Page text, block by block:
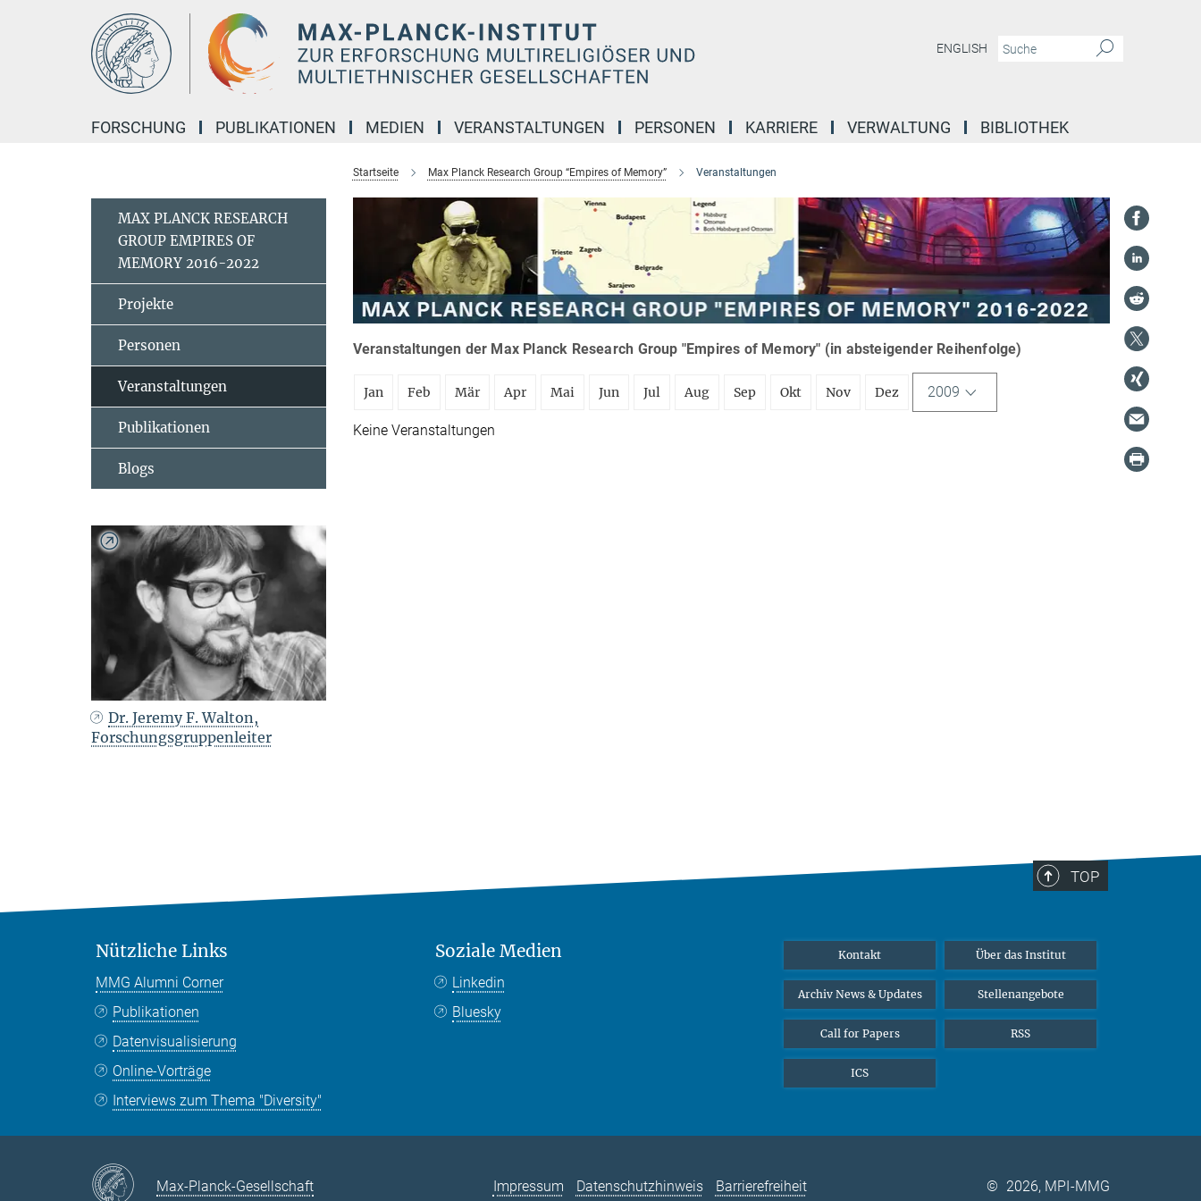
ENGLISH
FORSCHUNG PUBLIKATIONEN MEDIEN VERANSTALTUNGEN PERSONEN KARRIERE VERWALTUNG BIBLIOTHEK
Startseite Max Planck Research Group “Empires of Memory” Veranstaltungen
Veranstaltungen der Max Planck Research Group "Empires of Memory" (in absteigender Reihenfolge)
Jan Feb Mär Apr Mai Jun Jul Aug Sep Okt Nov Dez 2009
Keine Veranstaltungen
MAX PLANCK RESEARCH
GROUP EMPIRES OF
MEMORY 2016-2022
Projekte
Personen
Veranstaltungen
Publikationen
Blogs
Dr. Jeremy F. Walton,
Forschungsgruppenleiter
TOP
Nützliche Links
MMG Alumni Corner
Publikationen
Datenvisualisierung
Online-Vorträge
Interviews zum Thema "Diversity"
Soziale Medien
Linkedin
Bluesky
Kontakt Über das Institut
Archiv News & Updates Stellenangebote
Call for Papers RSS
ICS
Max-Planck-Gesellschaft Impressum Datenschutzhinweis Barrierefreiheit © 2026, MPI-MMG